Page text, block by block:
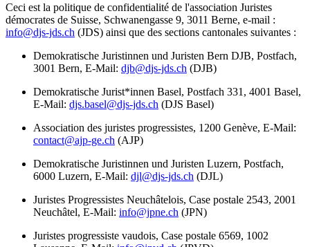
Ceci est la politique de confidentialité de l'association Juristes
démocrates de Suisse, Schwanengasse 9, 3011 Berne, e-mail :
info@djs-jds.ch (JDS) ainsi que des sections cantonales suivantes :
Demokratische Juristinnen und Juristen Bern DJB, Postfach,
3001 Bern, E-Mail: djb@djs-jds.ch (DJB)
Demokratische Jurist*innen Basel, Postfach 331, 4001 Basel,
E-Mail: djs.basel@djs-jds.ch (DJS Basel)
Association des juristes progressistes, 1200 Genève, E-Mail:
contact@ajp-ge.ch (AJP)
Demokratische Juristinnen und Juristen Luzern, Postfach,
6000 Luzern, E-Mail: djl@djs-jds.ch (DJL)
Juristes Progressistes Neuchâtelois, Case postale 2543, 2001
Neuchâtel, E-Mail: info@jpne.ch (JPN)
Juristes progressiste vaudois, Case postale 6569, 1002